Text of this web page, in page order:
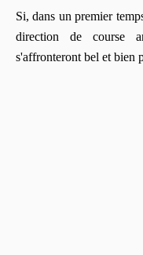
Si, dans un premier
direction de course
s'affronteront bel et bien